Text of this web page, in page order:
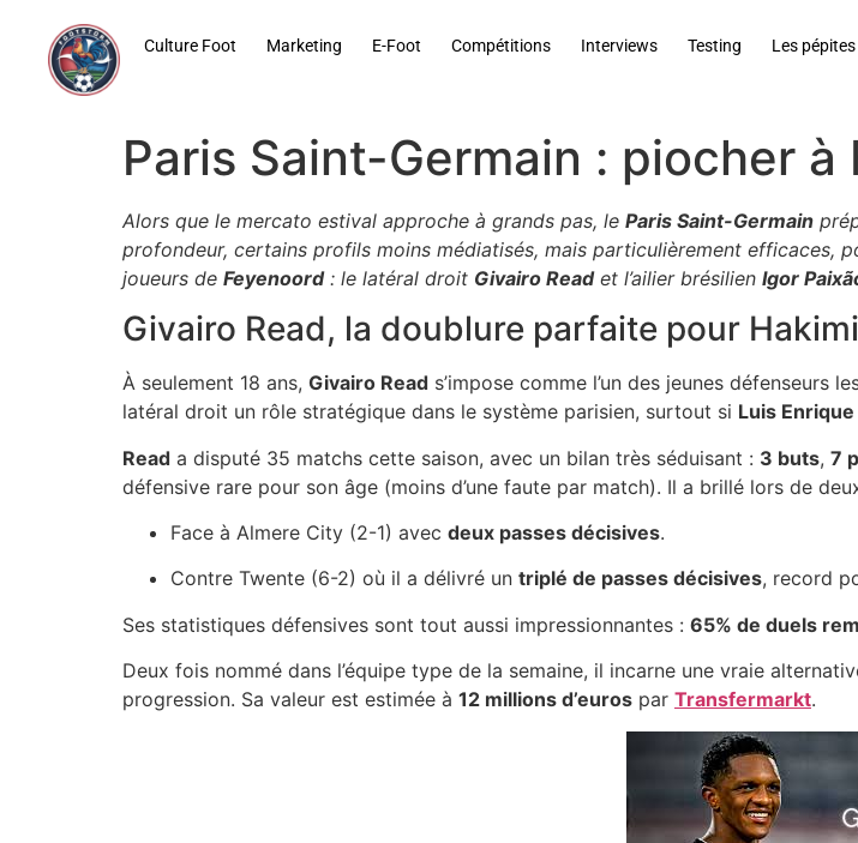
principal
Culture Foot Marketing E-Foot Compétitions Interviews Testing Les
Paris Saint-Germain : piocher à
Alors que le mercato estival approche à grands pas, le Paris Saint-Germain
profondeur, certains profils moins médiatisés, mais particulièrement efficaces,
joueurs de Feyenoord: le latéral droit Givairo Readet l’ailier brésilien Igor
Givairo Read, la doublure parfaite pour
À seulement 18 ans, Givairo Read s’impose comme l’un des jeunes défenseurs
latéral droit un rôle stratégique dans le système parisien, surtout si Luis Enrique
Read a disputé 35 matchs cette saison, avec un bilan très séduisant : 3 buts, 7
défensive rare pour son âge (moins d’une faute par match). Il a brillé lors de
Face à Almere City (2-1) avec deux passes décisives.
Contre Twente (6-2) où il a délivré un triplé de passes décisives, record
Ses statistiques défensives sont tout aussi impressionnantes : 65% de duels
Deux fois nommé dans l’équipe type de la semaine, il incarne une vraie
progression. Sa valeur est estimée à 12 millions d’euros par Transfermarkt.